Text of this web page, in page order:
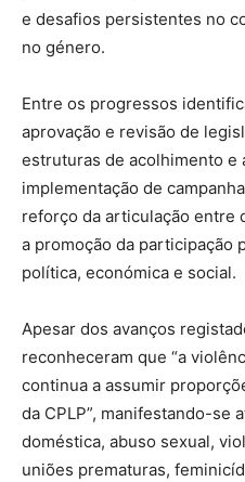
e desafios persistentes no
no género.
Entre os progressos
aprovação e revisão de
estruturas de acolhimento e
implementação de
reforço da articulação entre
a promoção da participação
política, económica e social.
Apesar dos avanços
reconheceram que “a
continua a assumir
da CPLP”, manifestando-se
doméstica, abuso sexual,
uniões prematuras,